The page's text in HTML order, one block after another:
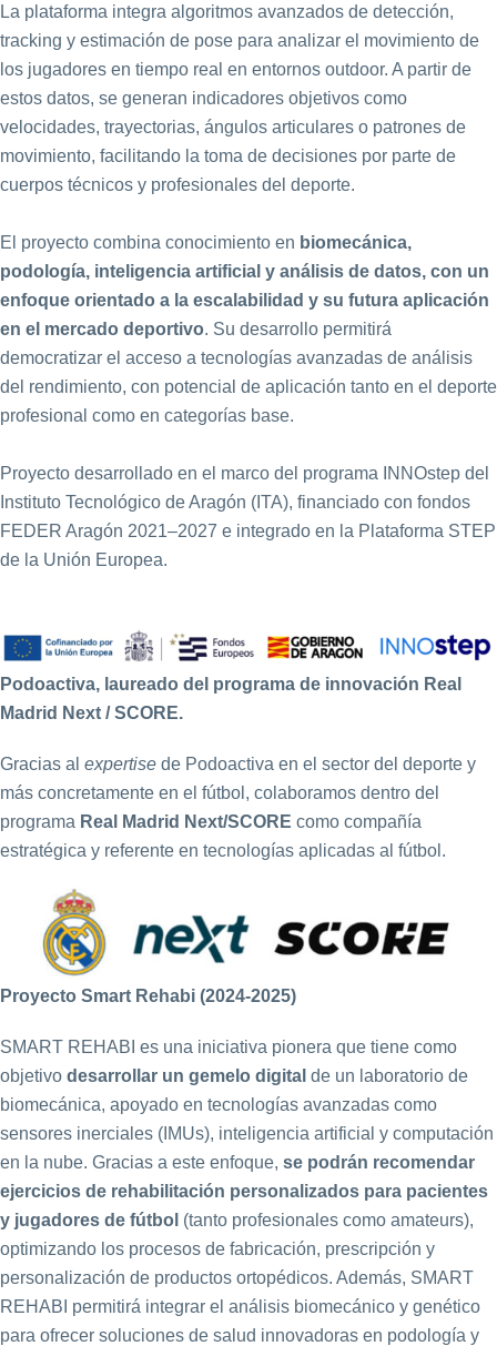
La plataforma integra algoritmos avanzados de detección,
tracking y estimación de pose para analizar el movimiento de
los jugadores en tiempo real en entornos outdoor. A partir de
estos datos, se generan indicadores objetivos como
velocidades, trayectorias, ángulos articulares o patrones de
movimiento, facilitando la toma de decisiones por parte de
cuerpos técnicos y profesionales del deporte.
El proyecto combina conocimiento en biomecánica,
podología, inteligencia artificial y análisis de datos, con un
enfoque orientado a la escalabilidad y su futura aplicación
en el mercado deportivo. Su desarrollo permitirá
democratizar el acceso a tecnologías avanzadas de análisis
del rendimiento, con potencial de aplicación tanto en el deporte
profesional como en categorías base.
Proyecto desarrollado en el marco del programa INNOstep del
Instituto Tecnológico de Aragón (ITA), financiado con fondos
FEDER Aragón 2021–2027 e integrado en la Plataforma STEP
de la Unión Europea.
Podoactiva, laureado del programa de innovación Real
Madrid Next / SCORE.
Gracias al expertise de Podoactiva en el sector del deporte y
más concretamente en el fútbol, colaboramos dentro del
programa Real Madrid Next/SCORE como compañía
estratégica y referente en tecnologías aplicadas al fútbol.
Proyecto Smart Rehabi (2024-2025)
SMART REHABI es una iniciativa pionera que tiene como
objetivo desarrollar un gemelo digital de un laboratorio de
biomecánica, apoyado en tecnologías avanzadas como
sensores inerciales (IMUs), inteligencia artificial y computación
en la nube. Gracias a este enfoque, se podrán recomendar
ejercicios de rehabilitación personalizados para pacientes
y jugadores de fútbol (tanto profesionales como amateurs),
optimizando los procesos de fabricación, prescripción y
personalización de productos ortopédicos. Además, SMART
REHABI permitirá integrar el análisis biomecánico y genético
para ofrecer soluciones de salud innovadoras en podología y